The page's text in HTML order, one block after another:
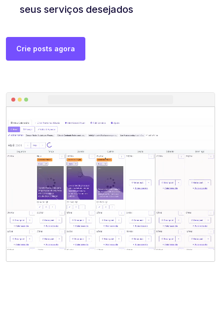
seus serviços desejados
Crie posts agora